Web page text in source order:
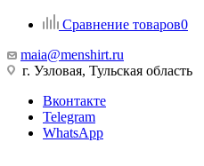
Сравнение товаров0
maia@menshirt.ru
г. Узловая, Тульская область
Вконтакте
Telegram
WhatsApp